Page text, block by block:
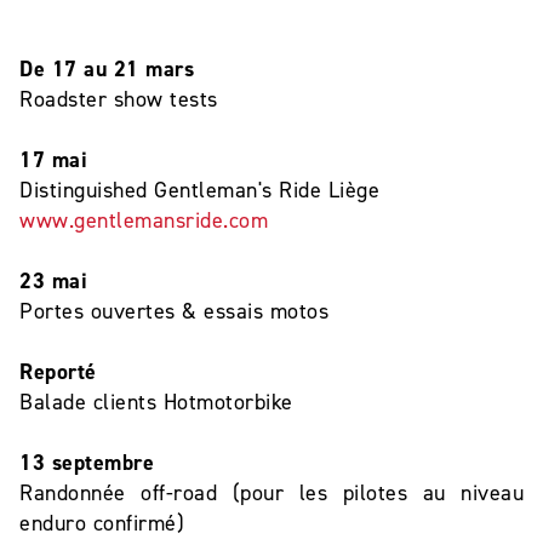
De 17 au 21 mars
Roadster show tests
17 mai
Distinguished Gentleman's Ride Liège
www.gentlemansride.com
23 mai
Portes ouvertes & essais motos
Reporté
Balade clients Hotmotorbike
13 septembre
Randonnée off-road (pour les pilotes au niveau
enduro confirmé)